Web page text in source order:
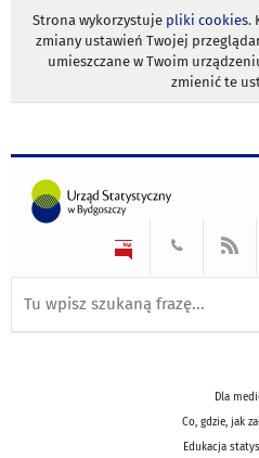
Strona wykorzystuje pliki cookies.
zmiany ustawień Twojej
umieszczane w Twoim
zmienić te
Dla
Co, gdzie, jak
Edukacja